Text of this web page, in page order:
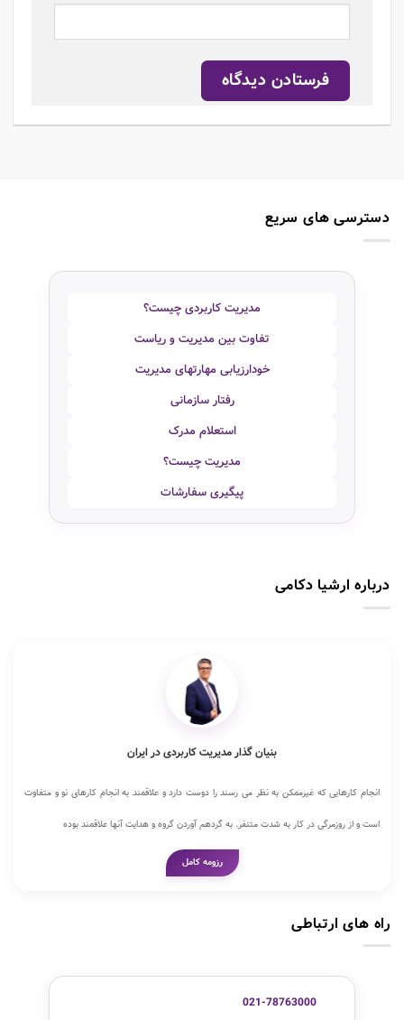
دسترسی های سریع
مدیریت کاربردی چیست؟
تفاوت بین مدیریت و ریاست
خودارزیابی مهارتهای مدیریت
رفتار سازمانی
استعلام مدرک
مدیریت چیست؟
پیگیری سفارشات
درباره ارشیا دکامی
بنیان گذار مدیریت کاربردی در ایران
انجام کارهایی که غیرممکن به نظر می رسند را دوست دارد و علاقمند به انجام کارهای نو و متفاوت
است و از روزمرگی در کار به شدت متنفر. به گردهم آوردن گروه و هدایت آنها علاقمند بوده
رزومه کامل
راه های ارتباطی
021-78763000